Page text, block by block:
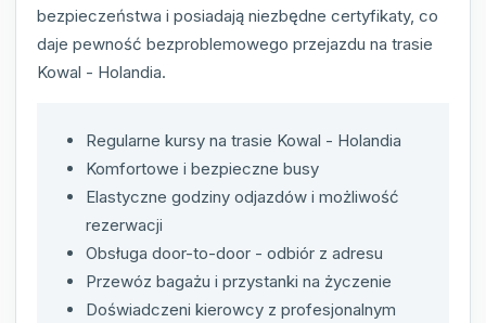
bezpieczeństwa i posiadają niezbędne certyfikaty, co
daje pewność bezproblemowego przejazdu na trasie
Kowal - Holandia.
Regularne kursy na trasie Kowal - Holandia
Komfortowe i bezpieczne busy
Elastyczne godziny odjazdów i możliwość
rezerwacji
Obsługa door-to-door - odbiór z adresu
Przewóz bagażu i przystanki na życzenie
Doświadczeni kierowcy z profesjonalnym